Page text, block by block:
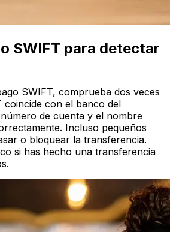
SWIFT para detectar
SWIFT, comprueba dos veces
coincide con el banco del
de cuenta y el nombre
Incluso pequeños
o bloquear la transferencia.
si has hecho una transferencia